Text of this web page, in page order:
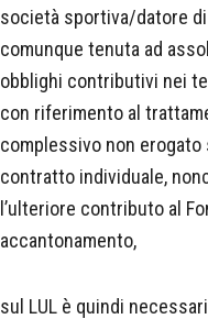
società sportiva/datore
comunque tenuta ad
obblighi contributivi nei
con riferimento al
complessivo non
contratto individuale,
l’ulteriore contributo al
accantonamento,
sul LUL è quindi